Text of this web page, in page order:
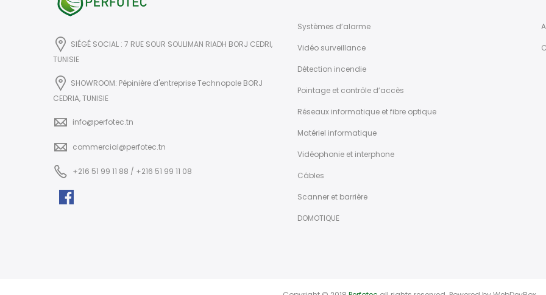
SIÉGÉ SOCIAL : 7 RUE SOUR SOULIMAN RIADH BORJ CEDRI,
TUNISIE
SHOWROOM: Pépinière d'entreprise Technopole BORJ
CEDRIA, TUNISIE
info@perfotec.tn
commercial@perfotec.tn
+216 51 99 11 88 / +216 51 99 11 08
Systèmes d’alarme
Vidéo surveillance
Détection incendie
Pointage et contrôle d’accès
Réseaux informatique et fibre optique
Matériel informatique
Vidéophonie et interphone
Câbles
Scanner et barrière
DOMOTIQUE